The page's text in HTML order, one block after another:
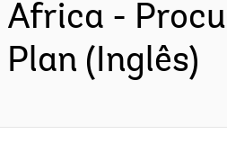
Africa -
Plan (Inglês)